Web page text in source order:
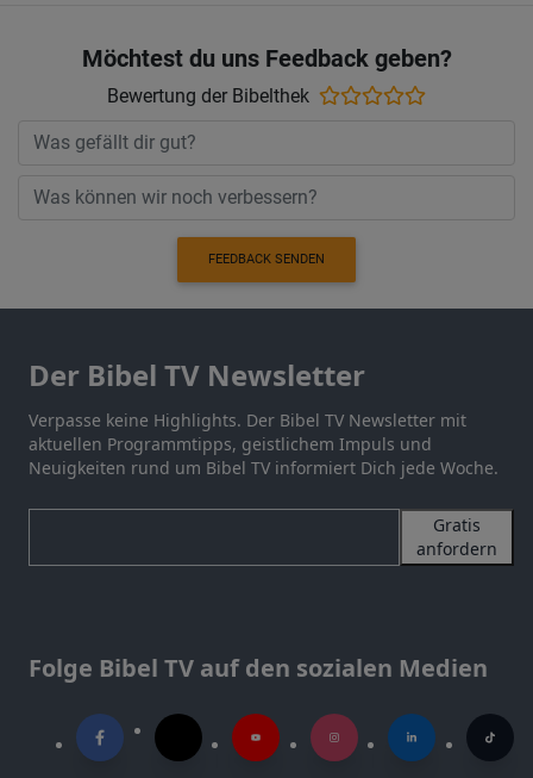
Möchtest du uns Feedback geben?
Bewertung der Bibelthek
FEEDBACK SENDEN
Der Bibel TV Newsletter
Verpasse keine Highlights. Der Bibel TV Newsletter mit
aktuellen Programmtipps, geistlichem Impuls und
Neuigkeiten rund um Bibel TV informiert Dich jede Woche.
Gratis
anfordern
Folge Bibel TV auf den sozialen Medien